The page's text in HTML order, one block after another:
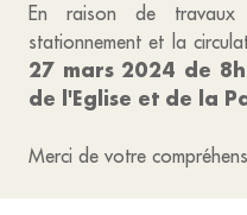
En raison de
stationnement et la
27 mars 2024 de
de l'Eglise et de la
Merci de votre